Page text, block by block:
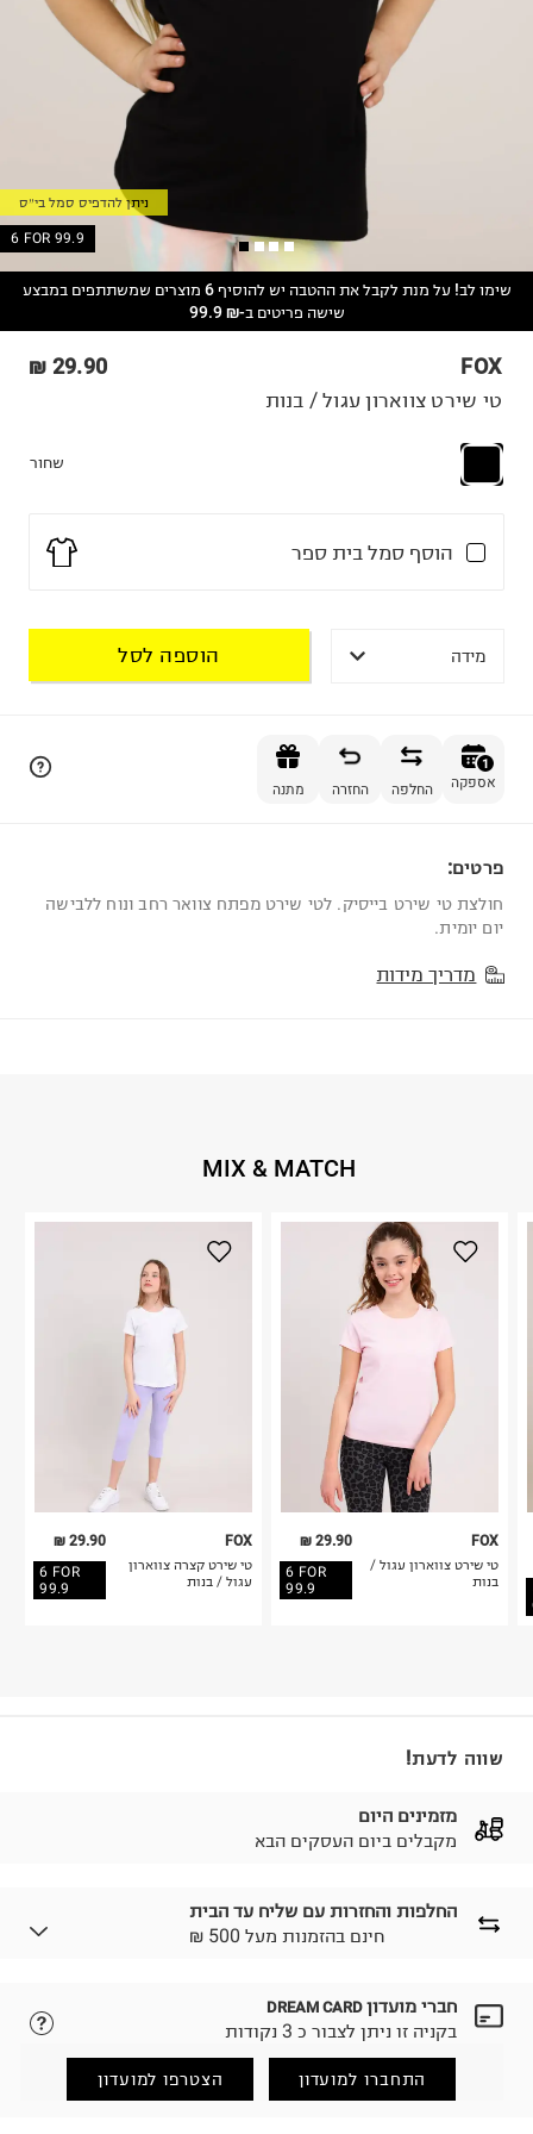
ניתן להדפיס סמל בי״ס
6 FOR 99.9
שימו לב! על מנת לקבל את ההטבה יש להוסיף 6 מוצרים שמשתתפים במבצע
שישה פריטים ב-₪ 99.9
FOX
29.90 ₪
טי שירט צווארון עגול / בנות
שחור
הוסף סמל בית ספר
לחיפוש חופשי הקלד שם בית-ספר או עיר
הסמל מודפס בחזית החולצה בצד שמאל
מומלץ לבחור חולצה בצבע אחר
הסמל קיים רק בצבע אחד והוא זהה לגוון החולצה
מידה הוספה לסל
1
אספקה החלפה החזרה מתנה
פרטים:
חולצת טי שירט בייסיק. לטי שירט מפתח צוואר רחב ונוח ללבישה
יום יומית.
מדריך מידות
MIX & MATCH
29.90 ₪
6 FOR
99.9
FOX
טי שירט קצרה צווארון
עגול / בנות
29.90 ₪
6 FOR
99.9
FOX
טי שירט צווארון עגול /
בנות
שווה לדעת!
מזמינים היום
מקבלים ביום העסקים הבא
החלפות והחזרות עם שליח עד הבית
₪ חינם בהזמנות מעל 500
לבחירת בשיטת המשלוח המתאימה לכם,
הזמנתם והתחרטתם?
(במקום ב-19.9 ₪) לזמן מוגבל! חינם בהזמנות מעל 500 ₪.
חברי מועדון DREAM CARD
בקניה זו ניתן לצבור כ 3 נקודות
התחברו למועדון הצטרפו למועדון